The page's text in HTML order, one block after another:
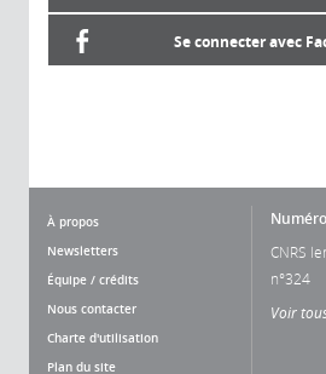
Se connecter avec
À propos
Newsletters
Équipe / crédits
Nous contacter
Charte d'utilisation
Plan du site
CNRS
n°324
Voir